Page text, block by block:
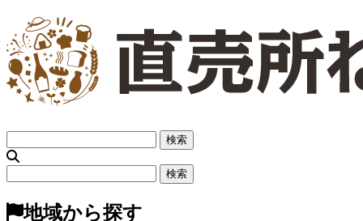
リ
索
ー 地域から探す